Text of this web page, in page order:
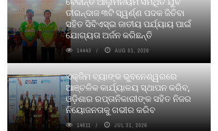
ତୀରନ୍ଦାଜ ୩ଟି ସ୍ୱର୍ଣ୍ଣ ପଦକ ଜିତିବା
ସହିତ ସିବିଏସ୍ଇ ଜାତୀୟ ପର୍ଯ୍ୟାୟ ପାଇଁ
ଯୋଗ୍ୟତା ଅର୍ଜନ କରିଛନ୍ତି
14443 AUG 01, 2026
ଏକ୍ଜିମ ବ୍ୟାଙ୍କ ଭୁବନେଶ୍ୱରରେ
ଆଞ୍ଚଳିକ କାର୍ଯ୍ୟାଳୟ ସ୍ଥାପନ କରିବ,
ଓଡ଼ିଶାର ରପ୍ତାନିକାରୀଙ୍କ ସହିତ ନିଜର
ନିୟୋଜନତାକୁ ଗଭୀର କରିବ
14611 JUL 31, 2026